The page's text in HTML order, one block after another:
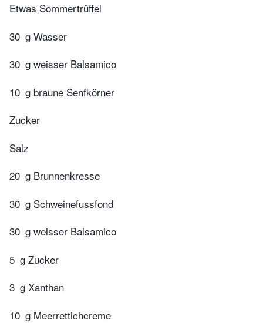
Etwas Sommertrüffel
30 g Wasser
30 g weisser Balsamico
10 g braune Senfkörner
Zucker
Salz
20 g Brunnenkresse
30 g Schweinefussfond
30 g weisser Balsamico
5 g Zucker
3 g Xanthan
10 g Meerrettichcreme